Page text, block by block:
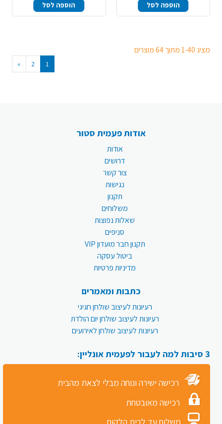
הוספה לסל
הוספה לסל
מציג 1-40 מתוך 64 מוצרים
1
2
»
אודות פעמית סטור
אודות
דרושים
צור קשר
נגישות
תקנון
משלוחים
שאלות נפוצות
סניפים
תקנון חבר מועדון VIP
ביטול עסקה
מדיניות פרטיות
כתבות ומאמרים
רעיונות לעיצוב שולחן חגיגי
רעיונות לעיצוב שולחן יום הולדת
רעיונות לעיצוב שולחן לאירועים
3 סיבות למה לעבור לפעמית אונליין:
רכישה ישירה ונוחה מבלי לצאת מהבית
רכישה מאובטחת
משלוח עד לבית הלקוח